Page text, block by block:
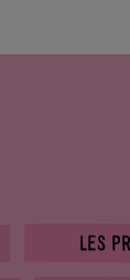
LES